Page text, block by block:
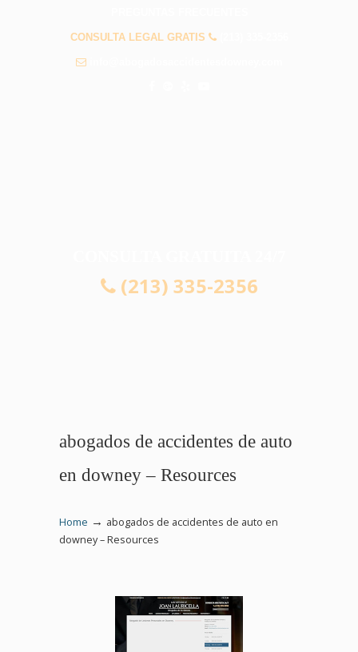
CONSULTA LEGAL GRATIS
(213) 335-2356
abogados de accidentes de auto
en downey – Resources
Home → abogados de accidentes de auto en
downey – Resources